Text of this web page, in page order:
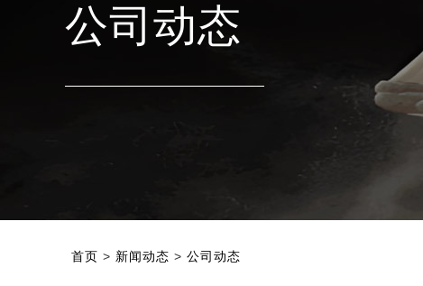
公司动态
首页 > 新闻动态 > 公司动态